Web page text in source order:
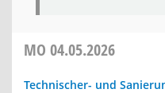
MO 04.05.2026
Technischer- und